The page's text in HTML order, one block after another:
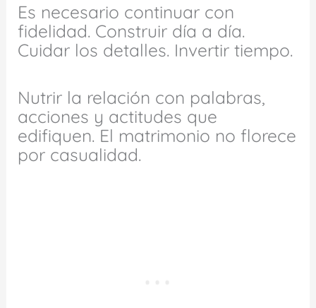
Es necesario continuar con
fidelidad. Construir día a día.
Cuidar los detalles. Invertir tiempo.
Nutrir la relación con palabras,
acciones y actitudes que
edifiquen. El matrimonio no florece
por casualidad.